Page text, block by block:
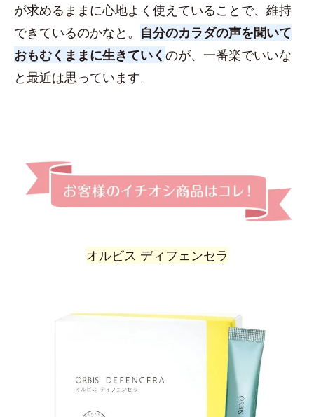
が求めるままに心地よく使えていることで、維持
できているのかなと。 自分のカラダの声を聞いて
おもむくままに生きていく のが、一番楽でいいな
と最近は思っています。
オルビス ディフェンセラ